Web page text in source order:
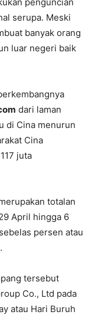
serupa. Meski
banyak orang
luar negeri baik
dari laman
di Cina menurun
Cina
juta
totalan
April hingga 6
persen atau
tersebut
Co., Ltd pada
atau Hari Buruh